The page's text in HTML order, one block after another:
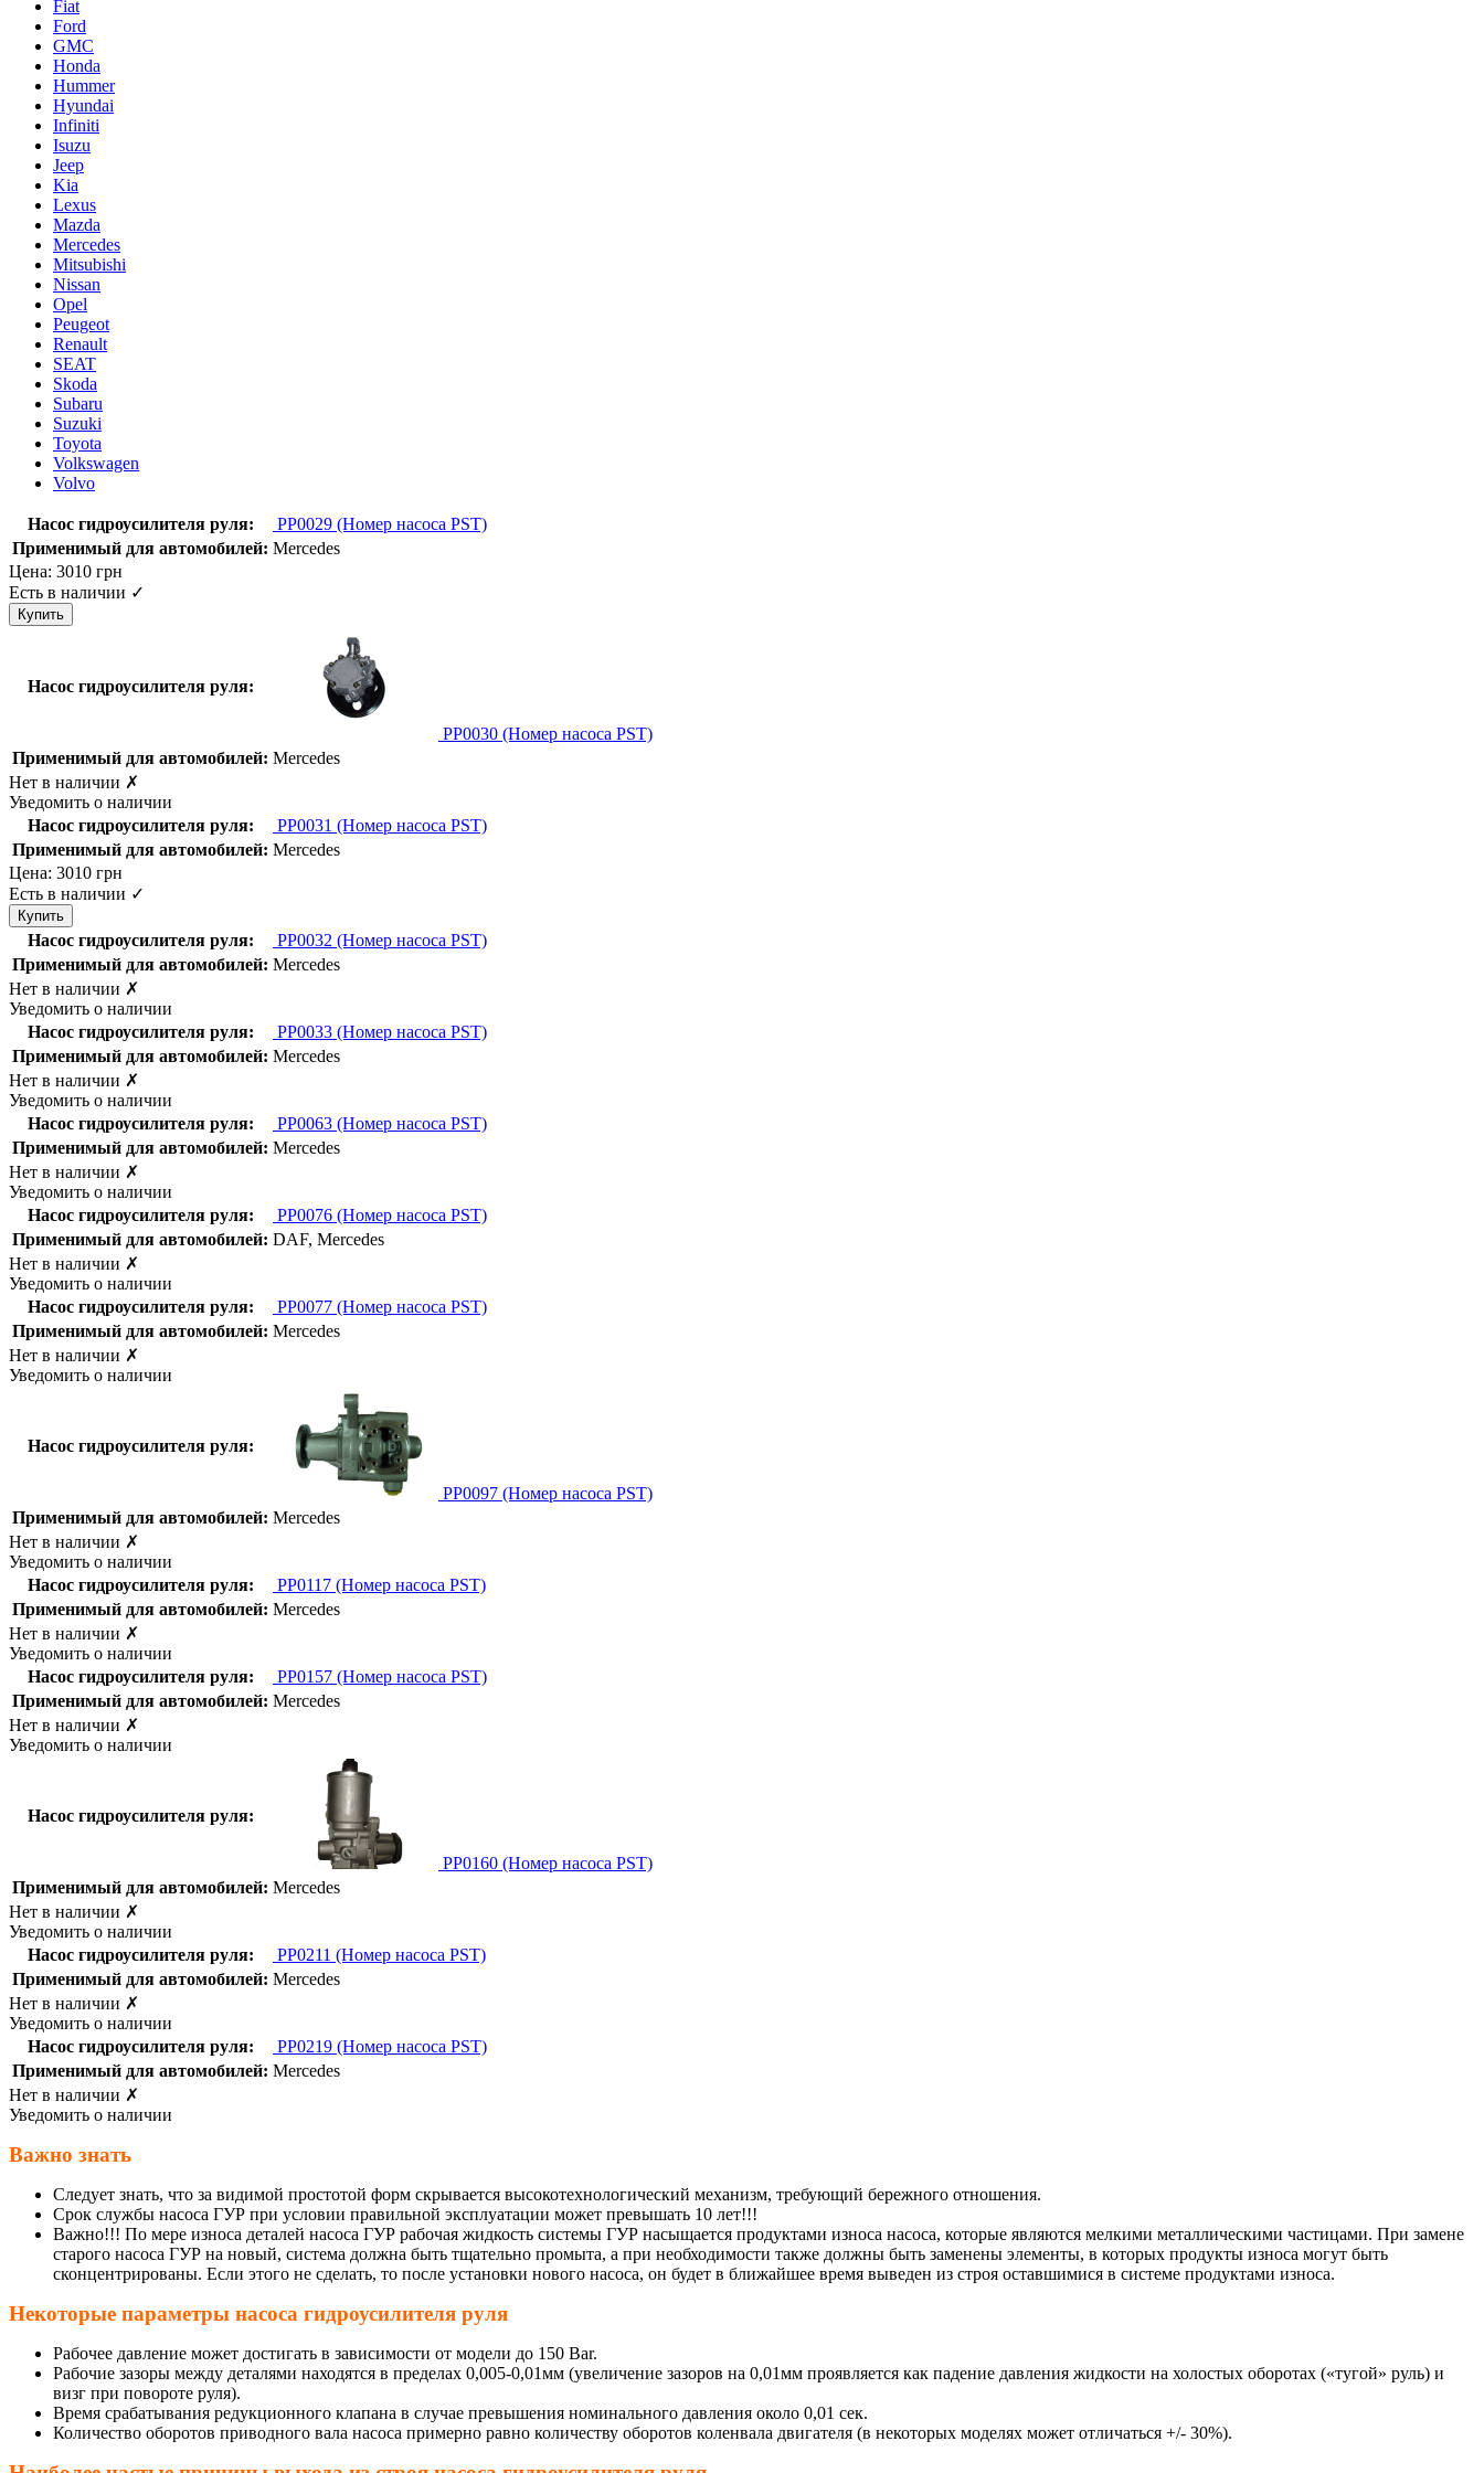
Fiat
Ford
GMC
Honda
Hummer
Hyundai
Infiniti
Isuzu
Jeep
Kia
Lexus
Mazda
Mercedes
Mitsubishi
Nissan
Opel
Peugeot
Renault
SEAT
Skoda
Subaru
Suzuki
Toyota
Volkswagen
Volvo
Насос гидроусилителя руля: PP0029 (Номер насоса PST)
Применимый для автомобилей: Mercedes
Цена: 3010 грн
Есть в наличии ✓
Насос гидроусилителя руля:
PP0030 (Номер насоса PST)
Применимый для автомобилей: Mercedes
Нет в наличии ✗
Уведомить о наличии
Насос гидроусилителя руля:
PP0031 (Номер насоса PST)
Применимый для автомобилей: Mercedes
Цена: 3010 грн
Есть в наличии ✓
Насос гидроусилителя руля: PP0032 (Номер насоса PST)
Применимый для автомобилей: Mercedes
Нет в наличии ✗
Уведомить о наличии
Насос гидроусилителя руля:
PP0033 (Номер насоса PST)
Применимый для автомобилей: Mercedes
Нет в наличии ✗
Уведомить о наличии
Насос гидроусилителя руля:
PP0063 (Номер насоса PST)
Применимый для автомобилей: Mercedes
Нет в наличии ✗
Уведомить о наличии
Насос гидроусилителя руля:
PP0076 (Номер насоса PST)
Применимый для автомобилей: DAF, Mercedes
Нет в наличии ✗
Уведомить о наличии
Насос гидроусилителя руля:
PP0077 (Номер насоса PST)
Применимый для автомобилей: Mercedes
Нет в наличии ✗
Уведомить о наличии
Насос гидроусилителя руля:
PP0097 (Номер насоса PST)
Применимый для автомобилей: Mercedes
Нет в наличии ✗
Уведомить о наличии
Насос гидроусилителя руля:
PP0117 (Номер насоса PST)
Применимый для автомобилей: Mercedes
Нет в наличии ✗
Уведомить о наличии
Насос гидроусилителя руля:
PP0157 (Номер насоса PST)
Применимый для автомобилей: Mercedes
Нет в наличии ✗
Уведомить о наличии
Насос гидроусилителя руля:
PP0160 (Номер насоса PST)
Применимый для автомобилей: Mercedes
Нет в наличии ✗
Уведомить о наличии
Насос гидроусилителя руля:
PP0211 (Номер насоса PST)
Применимый для автомобилей: Mercedes
Нет в наличии ✗
Уведомить о наличии
Насос гидроусилителя руля:
PP0219 (Номер насоса PST)
Применимый для автомобилей: Mercedes
Нет в наличии ✗
Уведомить о наличии
Важно знать
Следует знать, что за видимой простотой форм скрывается высокотехнологический механизм, требующий бережного отношения.
Срок службы насоса ГУР при условии правильной эксплуатации может превышать 10 лет!!!
Важно!!! По мере износа деталей насоса ГУР рабочая жидкость системы ГУР насыщается продуктами износа насоса, которые являются мелкими металлическими частицами. При замене
старого насоса ГУР на новый, система должна быть тщательно промыта, а при необходимости также должны быть заменены элементы, в которых продукты износа могут быть
сконцентрированы. Если этого не сделать, то после установки нового насоса, он будет в ближайшее время выведен из строя оставшимися в системе продуктами износа.
Некоторые параметры насоса гидроусилителя руля
Рабочее давление может достигать в зависимости от модели до 150 Bar.
Рабочие зазоры между деталями находятся в пределах 0,005-0,01мм (увеличение зазоров на 0,01мм проявляется как падение давления жидкости на холостых оборотах («тугой» руль) и
визг при повороте руля).
Время срабатывания редукционного клапана в случае превышения номинального давления около 0,01 сек.
Количество оборотов приводного вала насоса примерно равно количеству оборотов коленвала двигателя (в некоторых моделях может отличаться +/- 30%).